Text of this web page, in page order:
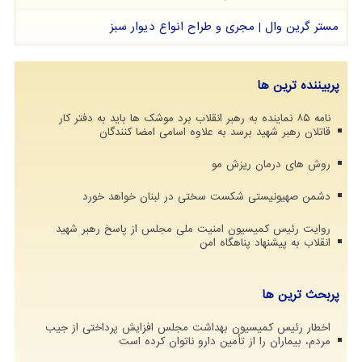
مستر گرین وال | مجری و طراح انواع دیوار سبز
پربیننده ترین ها
نامه ۸۵ نماینده به رهبر انقلاب برد موشک ها باید به دفتر کار
قاتلان رهبر شهید برسد به علاوه اسامی امضا کنندگان
روش های درمان ریزش مو
دشمن صهیونیستی شکست سختی در لبنان خواهد خورد
روایت رئیس کمیسیون امنیت ملی مجلس از پاسخ رهبر شهید
انقلاب به پیشنهاد پناهگاه امن
پربحث ترین ها
اخطار رئیس کمیسیون بهداشت مجلس افزایش پرداختی از جیب
مردم، بیماران را از تأمین دارو ناتوان کرده است